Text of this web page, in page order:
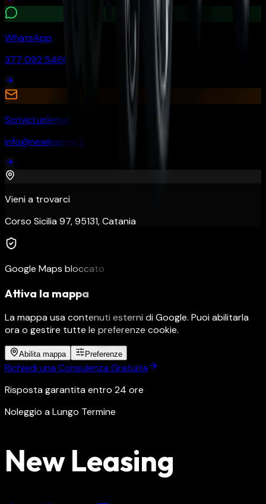
WhatsApp
377 092 5466
Scrivici un'email
info@newleasing.it
Vieni a trovarci
Corso Sicilia 97, 95131, Catania
Google Maps bloccato
Attiva la mappa
La mappa usa contenuti esterni di Google. Puoi abilitarla
ora o gestire tutte le preferenze cookie.
Abilita mappa Preferenze
Richiedi una Consulenza Gratuita
Risposta garantita entro 24 ore
Noleggio a Lungo Termine
New Leasing